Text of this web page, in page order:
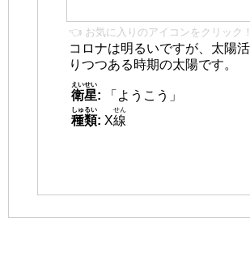
👈 お気に入りのアイコンをクリック！
コロナは明るいですが、太陽
りつつある時期の太陽です。
衛星
えいせい
:
「ようこう」
種類
しゅるい
: X線
せん